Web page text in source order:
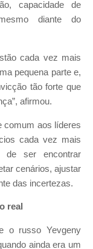
capacidade de
diante do
cada vez mais
pequena parte e,
tão forte que
afirmou.
comum aos líderes
cada vez mais
de ser encontrar
cenários, ajustar
das incertezas.
real
o russo Yevgeny
ainda era um